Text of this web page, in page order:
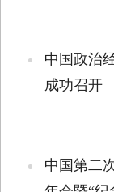
中国政治
成功召开
中国第二